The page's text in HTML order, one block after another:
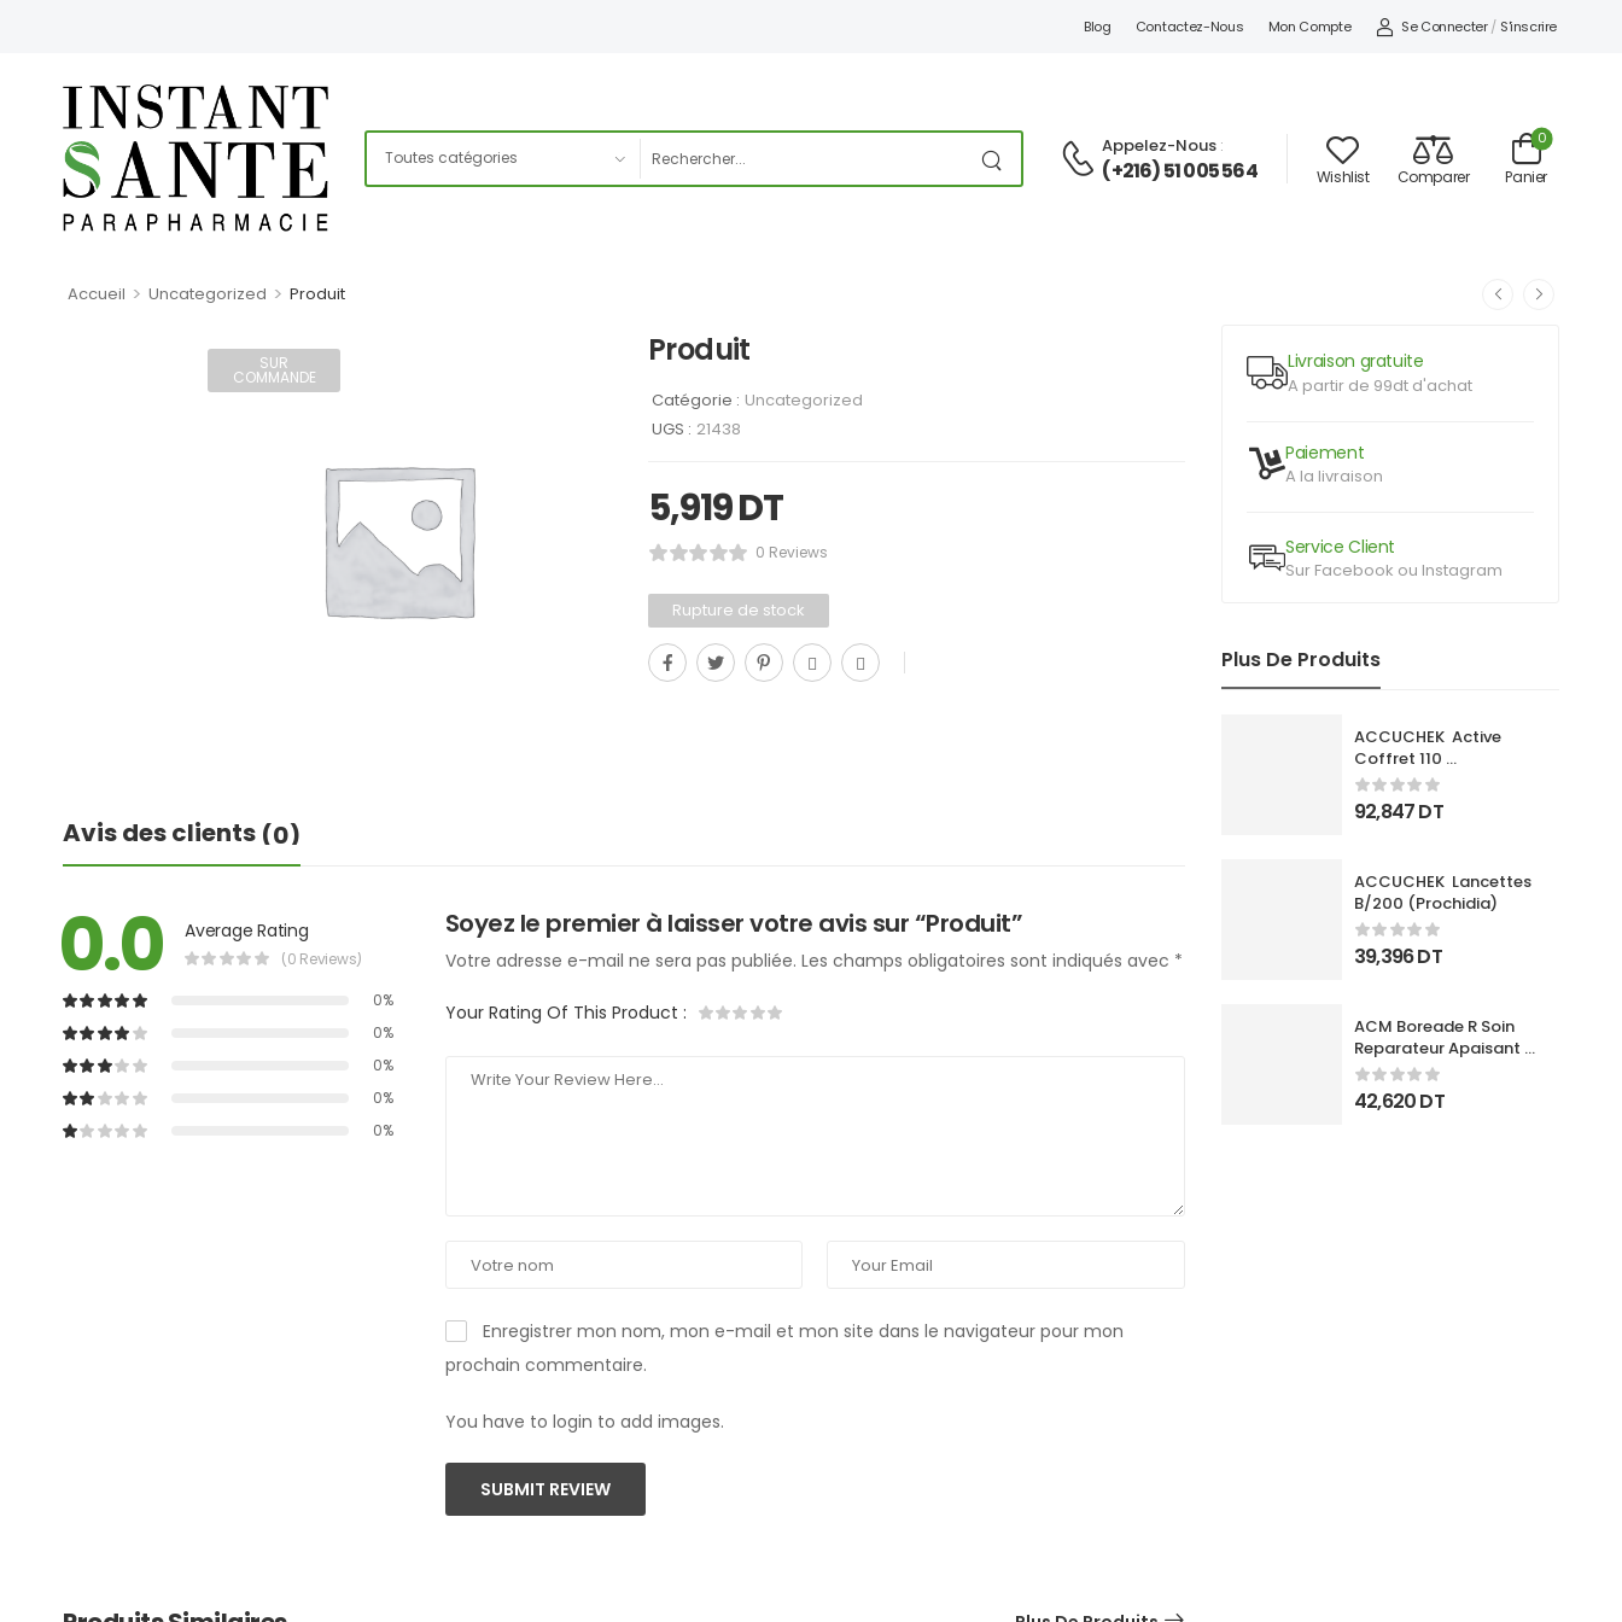
Blog Contactez-Nous Mon Compte Se Connecter / S'inscrire
Appelez-Nous :
(+216) 51 005 564 Wishlist Comparer Panier
0
Accueil > Uncategorized > Produit
Livraison gratuite
A partir de 99dt d'achat
Paiement
A la livraison
Service Client
Sur Facebook ou Instagram
Plus De Produits
ACCUCHEK  Active
Coffret 110
Bandlettes+Appareil
92,847DT
ACCUCHEK  Lancettes
B/200 (Prochidia)
39,396DT
ACM Boreade R Soin
Reparateur Apaisant
40Ml
42,620DT
SUR
COMMANDE
Produit
Catégorie : Uncategorized
UGS : 21438
5,919DT
0 Reviews
Rupture de stock
Avis des clients (0)
0.0 Average Rating
(0 Reviews)
0%
0%
0%
0%
0%
Soyez le premier à laisser votre avis sur “Produit”
Votre adresse e-mail ne sera pas publiée. Les champs obligatoires sont indiqués avec *
Your Rating Of This Product :
Enregistrer mon nom, mon e-mail et mon site dans le navigateur pour mon
prochain commentaire.
You have to login to add images.
SUBMIT REVIEW